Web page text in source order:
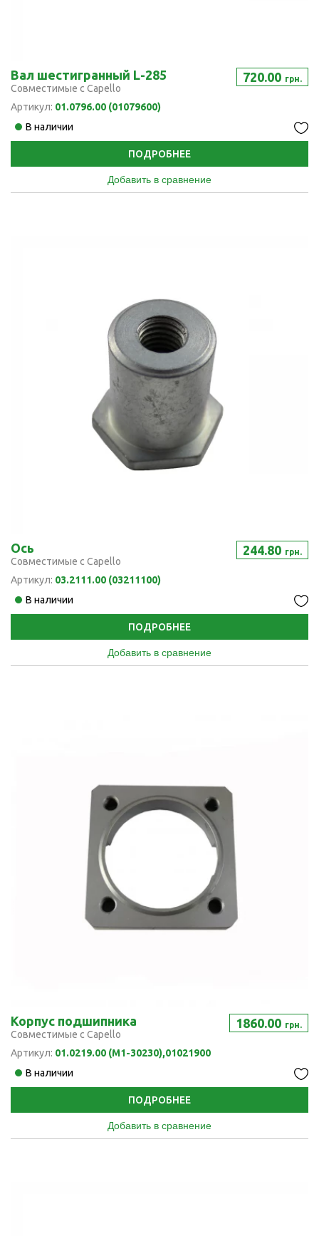
Вал шестигранный L-285
Совместимые с Capello
Артикул: 01.0796.00 (01079600)
720.00 грн.
В наличии
ПОДРОБНЕЕ
Добавить в сравнение
Ось
Совместимые с Capello
Артикул: 03.2111.00 (03211100)
244.80 грн.
В наличии
ПОДРОБНЕЕ
Добавить в сравнение
Корпус подшипника
Совместимые с Capello
Артикул: 01.0219.00 (M1-30230),01021900
1860.00 грн.
В наличии
ПОДРОБНЕЕ
Добавить в сравнение